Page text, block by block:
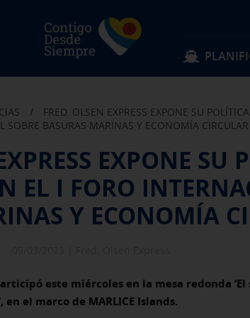
Sigue navegando
Rutas
Tarifas
Ofertas y actividades
Reservas Grupos
mi reserva
a bordo Descubre Fred. Olsen
Sigue navegando
Objetos perdidos
Sugerencias y quejas
Información al pasajero
Condiciones de transporte
/
FRED. OLSEN EXPRESS EXPONE SU
SOBRE BASURAS MARINAS Y ECONOMÍA CIRCULAR
EXPONE SU
EL I FORO
Y ECONOMÍA
este miércoles en la mesa redonda
el marco de MARLICE Islands.